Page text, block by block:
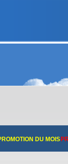
DU MOIS